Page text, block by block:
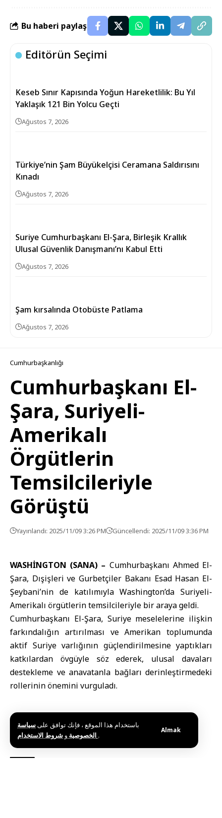
باستخدام هذا الموقع ، فإنك توافق علىسياسة
الخصوصية و .
Almak
Bu haberi paylaş
Editörün Seçimi
Keseb Sınır Kapısında Yoğun Hareketlilik: Bu Yıl
Yaklaşık 121 Bin Yolcu Geçti
Ağustos 7, 2026
Türkiye’nin Şam Büyükelçisi Ceramana Saldırısını
Kınadı
Ağustos 7, 2026
Suriye Cumhurbaşkanı El-Şara, Birleşik Krallık
Ulusal Güvenlik Danışmanı’nı Kabul Etti
Ağustos 7, 2026
Şam kırsalında Otobüste Patlama
Ağustos 7, 2026
Cumhurbaşkanlığı
Cumhurbaşkanı El-
Şara, Suriyeli-
Amerikalı
Örgütlerin
Temsilcileriyle
Görüştü
Yayınlandı: 2025/11/09 3:26 PM Güncellendi: 2025/11/09 3:36 PM
WASHİNGTON (SANA) – Cumhurbaşkanı Ahmed El-
Şara, Dışişleri ve Gurbetçiler Bakanı Esad Hasan El-
Şeybani’nin de katılımıyla Washington’da Suriyeli-
Amerikalı örgütlerin temsilcileriyle bir araya geldi.
Cumhurbaşkanı El-Şara, Suriye meselelerine ilişkin
farkındalığın artırılması ve Amerikan toplumunda
aktif Suriye varlığının güçlendirilmesine yaptıkları
katkılardan övgüyle söz ederek, ulusal davaları
destekleme ve anavatanla bağları derinleştirmedeki
rollerinin önemini vurguladı.